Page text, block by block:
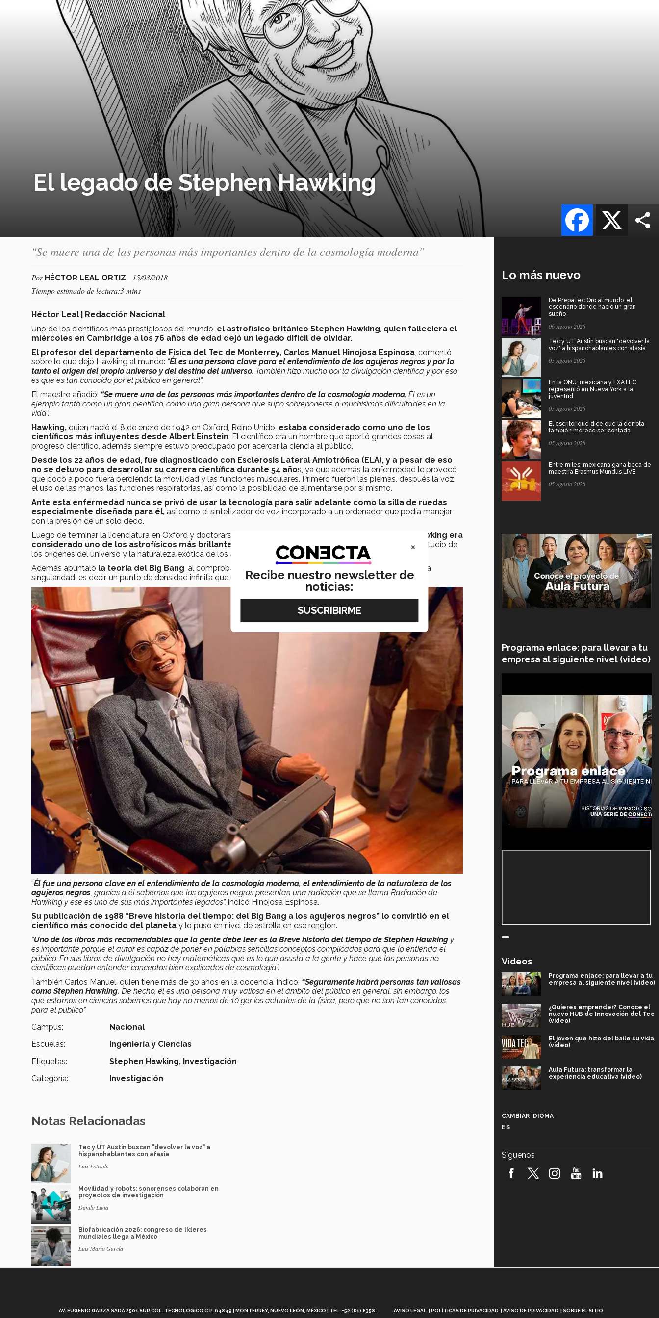
El legado de Stephen Hawking
X
Facebook
"Se muere una de las personas más importantes dentro de la cosmología moderna"
Por HÉCTOR LEAL ORTIZ - 15/03/2018
Tiempo estimado de lectura:3 mins
Héctor Leal | Redacción Nacional
Uno de los científicos más prestigiosos del mundo, el astrofísico británico Stephen Hawking quien falleciera el
miércoles en Cambridge a los 76 años de edad dejó un legado difícil de olvidar.
El profesor del departamento de Física del Tec de Monterrey, Carlos Manuel Hinojosa Espinosa , comentó
sobre lo que dejó Hawking al mundo: “Él es una persona clave para el entendimiento de los agujeros negros y por lo
tanto el origen del propio universo y del destino del universo. También hizo mucho por la divulgación científica y por eso
es que es tan conocido por el público en general”.
El maestro añadió: “Se muere una de las personas más importantes dentro de la cosmología moderna. Él es un
ejemplo tanto como un gran científico, como una gran persona que supo sobreponerse a muchísimas dificultades en la
vida”.
Hawking, quien nació el 8 de enero de 1942 en Oxford, Reino Unido, estaba considerado como uno de los
científicos más influyentes desde Albert Einstein. El científico era un hombre que aportó grandes cosas al
progreso científico, además siempre estuvo preocupado por acercar la ciencia al público.
Desde los 22 años de edad, fue diagnosticado con Esclerosis Lateral Amiotrófica (ELA), y a pesar de eso
no se detuvo para desarrollar su carrera científica durante 54 años, ya que además la enfermedad le provocó
que poco a poco fuera perdiendo la movilidad y las funciones musculares. Primero fueron las piernas, después la voz,
el uso de las manos, las funciones respiratorias, así como la posibilidad de alimentarse por sí mismo.
Ante esta enfermedad nunca se privó de usar la tecnología para salir adelante como la silla de ruedas
especialmente diseñada para él, así como el sintetizador de voz incorporado a un ordenador que podía manejar
con la presión de un solo dedo.
Luego de terminar la licenciatura en Oxford y doctorarse en Física por Cambridge, a sus 28 años de edad,
Hawking era
considerado uno de los astrofísicos más brillantes de su generación, debido a sus aportaciones al estudio de
los orígenes del universo y la naturaleza exótica de los agujeros negros.
Además apuntaló la teoría del Big Bang , al comprobar que el universo pudo surgir espontáneamente de una
singularidad, es decir, un punto de densidad infinita que no pudo haber provenido de un universo previo.
“Él fue una persona clave en el entendimiento de la cosmología moderna, el entendimiento de la naturaleza de los
agujeros negros, gracias a él sabemos que los agujeros negros presentan una radiación que se llama Radiación de
Hawking y ese es uno de sus más importantes legados”, indicó Hinojosa Espinosa.
Su publicación de 1988 “Breve historia del tiempo: del Big Bang a los agujeros negros” lo convirtió en el
científico más conocido del planeta y lo puso en nivel de estrella en ese renglón.
“Uno de los libros más recomendables que la gente debe leer es la Breve historia del tiempo de Stephen Hawking y
es importante porque el autor es capaz de poner en palabras sencillas conceptos complicados para que lo entienda el
público. En sus libros de divulgación no hay matemáticas que es lo que asusta a la gente y hace que las personas no
científicas puedan entender conceptos bien explicados de cosmología”.
También Carlos Manuel, quien tiene más de 30 años en la docencia, indicó: “Seguramente habrá personas tan valiosas
como Stephen Hawking. De hecho, él es una persona muy valiosa en el ámbito del público en general, sin embargo, los
que estamos en ciencias sabemos que hay no menos de 10 genios actuales de la física, pero que no son tan conocidos
para el público”.
Campus:
Nacional
Escuelas:
Ingeniería y Ciencias
Etiquetas:
Stephen Hawking, Investigación
Categoría:
Investigación
Notas Relacionadas
Tec y UT Austin buscan "devolver la voz" a
hispanohablantes con afasia
Luis Estrada
Movilidad y robots: sonorenses colaboran en
proyectos de investigación
Danilo Luna
Biofabricación 2026: congreso de líderes
mundiales llega a México
Luis Mario García
Lo más nuevo
De PrepaTec Qro al mundo: el
escenario donde nació un gran
sueño
06 Agosto 2026
Tec y UT Austin buscan "devolver la
voz" a hispanohablantes con afasia
05 Agosto 2026
En la ONU: mexicana y EXATEC
representó en Nueva York a la
juventud
05 Agosto 2026
El escritor que dice que la derrota
también merece ser contada
05 Agosto 2026
Entre miles: mexicana gana beca de
maestría Erasmus Mundus LIVE
05 Agosto 2026
Programa enlace: para llevar a tu
empresa al siguiente nivel (video)
Videos
Programa enlace: para llevar a tu
empresa al siguiente nivel (video)
¿Quieres emprender? Conoce el
nuevo HUB de Innovación del Tec
(video)
El joven que hizo del baile su vida
(video)
Aula Futura: transformar la
experiencia educativa (video)
robótica FIRST 2026! (video)
CAMBIAR IDIOMA
ES
Síguenos
AV. EUGENIO GARZA SADA 2501 SUR COL. TECNOLÓGICO C.P. 64849 | MONTERREY, NUEVO LEÓN, MÉXICO | TEL. +52 (81) 8358- AVISO LEGAL POLÍTICAS DE PRIVACIDAD AVISO DE PRIVACIDAD SOBRE EL SITIO
×
Recibe nuestro newsletter de
noticias: